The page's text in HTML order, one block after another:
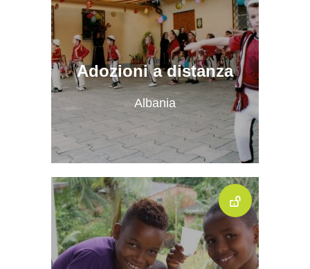
Adozioni a distanza
Albania